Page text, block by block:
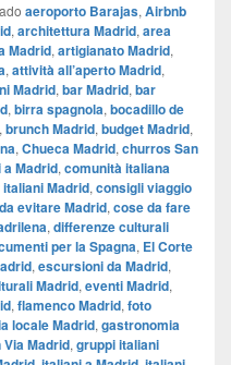
aeroporto Barajas, Airbnb
, architettura Madrid, area
Madrid, artigianato Madrid,
, attività all’aperto Madrid,
Madrid, bar Madrid, bar
, birra spagnola, bocadillo de
, brunch Madrid, budget Madrid,
, Chueca Madrid, churros San
Madrid, comunità italiana
Madrid, consigli viaggio
evitare Madrid, cose da fare
, differenze culturali
per la Spagna, El Corte
, escursioni da Madrid,
Madrid, eventi Madrid,
, flamenco Madrid, foto
locale Madrid, gastronomia
Via Madrid, gruppi italiani